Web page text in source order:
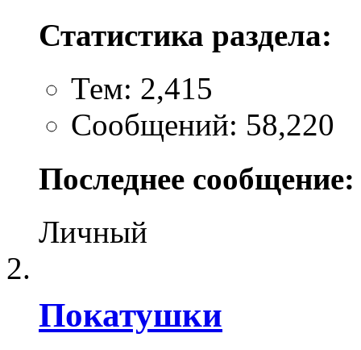
Статистика раздела:
Тем: 2,415
Сообщений: 58,220
Последнее сообщение:
Личный
Покатушки